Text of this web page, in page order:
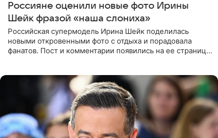
Россияне оценили новые фото Ирины
Шейк фразой «наша слониха»
Российская супермодель Ирина Шейк поделилась
новыми откровенными фото с отдыха и порадовала
фанатов. Пост и комментарии появились на ее странице